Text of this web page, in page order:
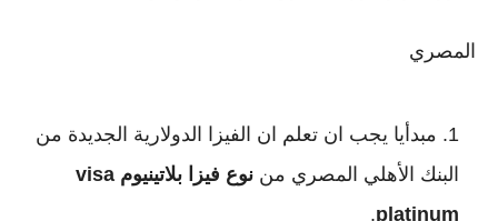
المصري
مبدأيا يجب ان تعلم ان الفيزا الدولارية الجديدة من
البنك الأهلي المصري من
نوع فيزا بلاتينيوم visa
platinum
.